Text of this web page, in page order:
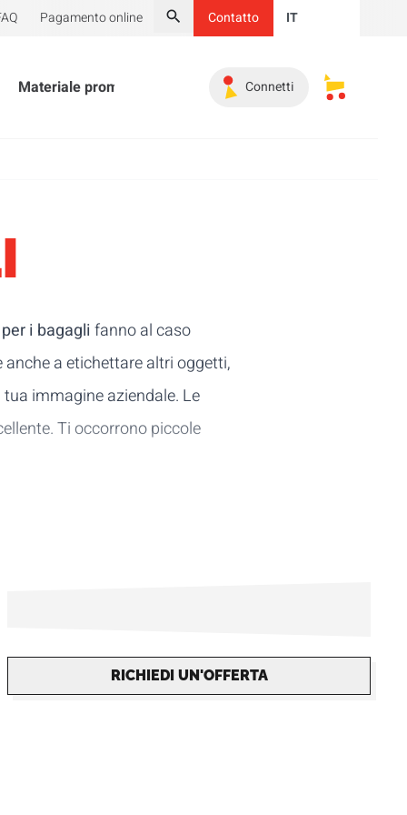
Pagamento online
Cerca
Contatto IT
Materiale promozionale Gli indinspensabili
Connetti I miei
i bagagli fanno al caso
a etichettare altri oggetti,
immagine aziendale. Le
Ti occorrono piccole
RICHIEDI UN'OFFERTA